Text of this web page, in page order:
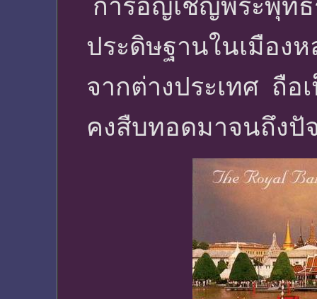
การอัญเชิญพระพุท
ประดิษฐานในเมือง
จากต่างประเทศ ถื
คงสืบทอดมาจนถึงปั